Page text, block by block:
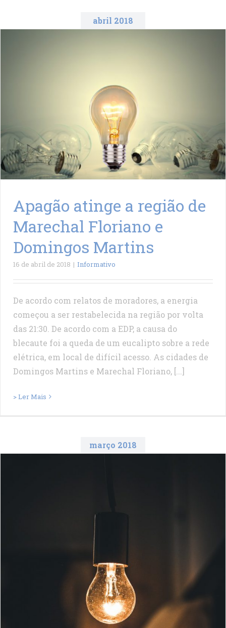
abril 2018
Apagão atinge a região de
Marechal Floriano e
Domingos Martins
16 de abril de 2018 | Informativo
De acordo com relatos de moradores, a energia
começou a ser restabelecida na região por volta
das 21:30. De acordo com a EDP, a causa do
blecaute foi a queda de um eucalipto sobre a rede
elétrica, em local de difícil acesso. As cidades de
Domingos Martins e Marechal Floriano, [...]
> Ler Mais
março 2018